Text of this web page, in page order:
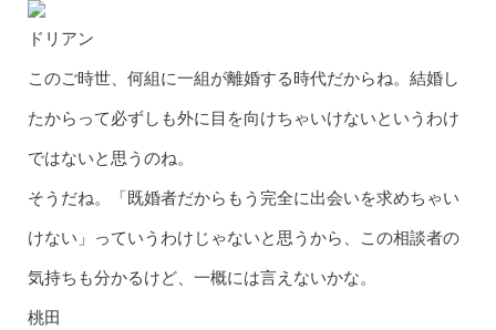
ドリアン
このご時世、何組に一組が離婚する時代だからね。結婚し
たからって必ずしも外に目を向けちゃいけないというわけ
ではないと思うのね。
そうだね。「既婚者だからもう完全に出会いを求めちゃい
けない」っていうわけじゃないと思うから、
この相談者の
気持ちも分かるけど、一概には言えないかな。
桃田